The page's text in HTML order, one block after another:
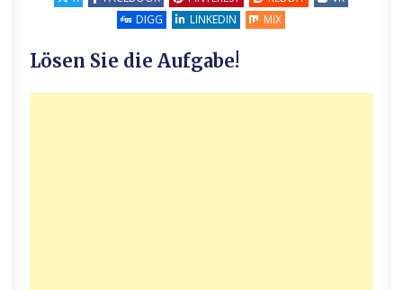
DIGG
LINKEDIN MIX
Lösen Sie die Aufgabe!